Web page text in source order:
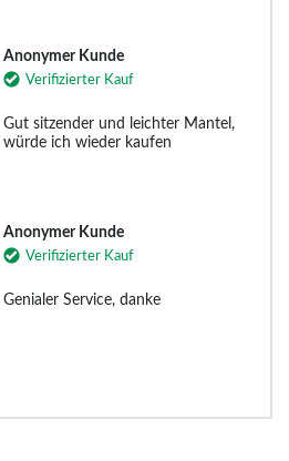
Anonymer Kunde
Verifizierter Kauf
Gut sitzender und leichter Mantel,
würde ich wieder kaufen
Anonymer Kunde
Verifizierter Kauf
Genialer Service, danke